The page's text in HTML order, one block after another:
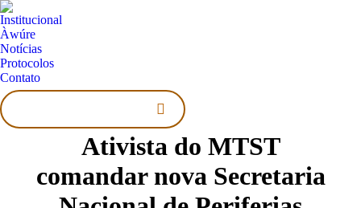
Institucional
Àwúre
Notícias
Protocolos
Contato
Search:
Ativista do MTST
comandar nova Secretaria